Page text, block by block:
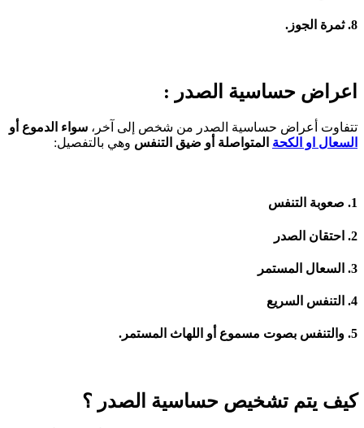
8. ثمرة الجوز.
اعراض حساسية الصدر :
تتفاوت أعراض حساسية الصدر من شخص إلى آخر، سواء الدموع أو
السعال او الكحة المتواصلة أو ضيق التنفس وهي بالتفصيل:
1. صعوبة التنفس
2. احتقان الصدر
3. السعال المستمر
4. التنفس السريع
5. والتنفس بصوت مسموع أو اللهاث المستمر.
كيف يتم تشخيص حساسية الصدر ؟